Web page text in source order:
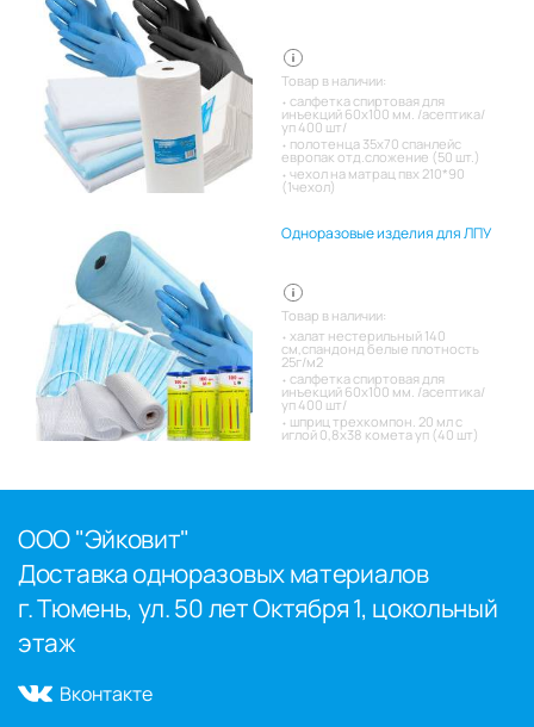
Товар в наличии:
салфетка спиртовая для
инъекций 60х100 мм. /асептика/
уп 400 шт/
полотенца 35х70 спанлейс
европак отд.сложение (50 шт.)
чехол на матрац пвх 210*90
(1чехол)
Одноразовые изделия для ЛПУ
Товар в наличии:
халат нестерильный 140
см,спандонд белые плотность
25г/м2
салфетка спиртовая для
инъекций 60х100 мм. /асептика/
уп 400 шт/
шприц трехкомпон. 20 мл с
иглой 0,8х38 комета уп (40 шт)
ООО "Эйковит"
Доставка одноразовых материалов
г. Тюмень, ул. 50 лет Октября 1, цокольный
этаж
Вконтакте